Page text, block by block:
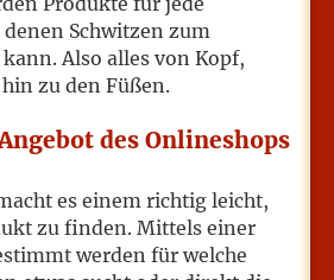
Schwitzen zum
Also alles von Kopf,
zu den Füßen.
des Onlineshops
es einem richtig leicht,
zu finden. Mittels einer
werden für welche